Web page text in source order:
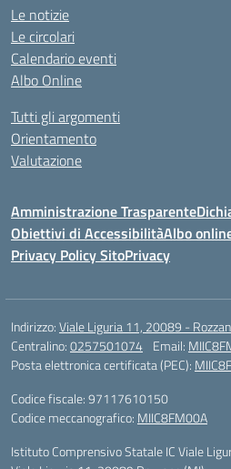
Le notizie
Le circolari
Calendario eventi
Albo Online
Tutti gli argomenti
Orientamento
Valutazione
Amministrazione Trasparente
Obiettivi di AccessibilitàAlbo
Privacy Policy SitoPrivacy
Indirizzo:Viale Liguria 11, 20089 -
Centralino:0257501074 Email:
Posta elettronica certificata (PEC):
Codice fiscale: 97117610150
Codice meccanografico: MIIC8FM00A
Istituto Comprensivo Statale IC Viale